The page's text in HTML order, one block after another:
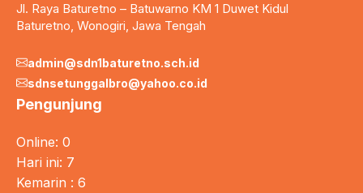
Jl. Raya Baturetno – Batuwarno KM 1 Duwet Kidul
Baturetno, Wonogiri, Jawa Tengah
admin@sdn1baturetno.sch.id
sdnsetunggalbro@yahoo.co.id
Pengunjung
Online: 0
Hari ini: 7
Kemarin : 6